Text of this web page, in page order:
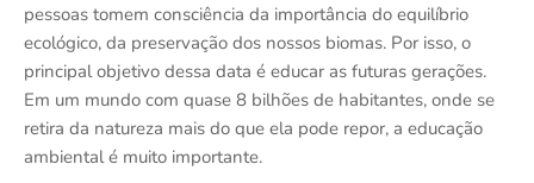
pessoas tomem consciência da importância do equilíbrio
ecológico, da preservação dos nossos biomas. Por isso, o
principal objetivo dessa data é educar as futuras gerações.
Em um mundo com quase 8 bilhões de habitantes, onde se
retira da natureza mais do que ela pode repor, a educação
ambiental é muito importante.